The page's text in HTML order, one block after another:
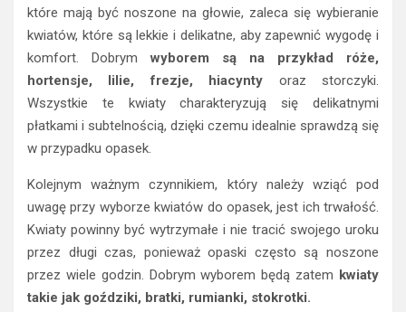
które mają być noszone na głowie, zaleca się wybieranie
kwiatów, które są lekkie i delikatne, aby zapewnić wygodę i
komfort. Dobrymwyborem są na przykład róże,
hortensje, lilie, frezje, hiacynty oraz storczyki.
Wszystkie te kwiaty charakteryzują się delikatnymi
płatkami i subtelnością, dzięki czemu idealnie sprawdzą się
w przypadku opasek.
Kolejnym ważnym czynnikiem, który należy wziąć pod
uwagę przy wyborze kwiatów do opasek, jest ich trwałość.
Kwiaty powinny być wytrzymałe i nie tracić swojego uroku
przez długi czas, ponieważ opaski często są noszone
przez wiele godzin. Dobrym wyborem będą zatem kwiaty
takie jak goździki, bratki, rumianki, stokrotki.